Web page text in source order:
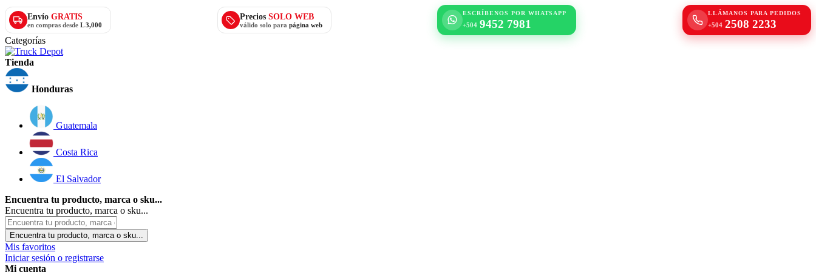
Envío GRATIS
en compras desde L 3,000
Precios SOLO WEB
válido solo para página web
ESCRÍBENOS POR WHATSAPP
+504 9452 7981
LLÁMANOS PARA PEDIDOS
+504 2508 2233
Categorías
Tienda
Honduras
Guatemala
Costa Rica
El Salvador
Encuentra tu producto, marca o sku...
Encuentra tu producto, marca o sku...
Encuentra tu producto, marca o sku...
Mis favoritos
Iniciar sesión o registrarse
Mi cuenta